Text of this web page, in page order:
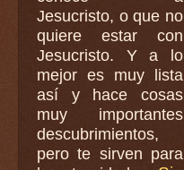
Jesucristo, o que no
quiere estar con
Jesucristo. Y a lo
mejor es muy lista
así y hace cosas
muy importantes
descubrimientos,
pero te sirven para